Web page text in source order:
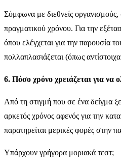
Σύμφωνα με διεθνείς
πραγματικού χρόνου. Για την
όπου ελέγχεται για την παρουσία
πολλαπλασιάζεται (όπως
6. Πόσο χρόνο χρειάζεται για να
Από τη στιγμή που σε ένα δείγμα
αρκετός χρόνος αφενός για την
παρατηρείται μερικές φορές στην
Υπάρχουν γρήγορα μοριακά τεστ;